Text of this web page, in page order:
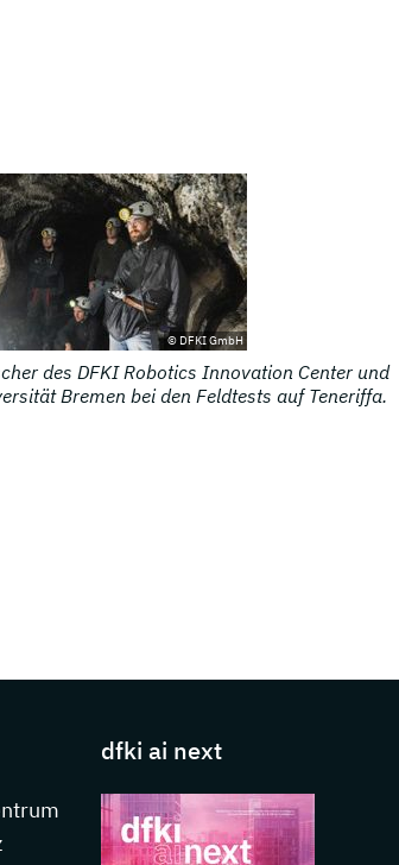
© DFKI GmbH
des DFKI Robotics Innovation Center und
Bremen bei den Feldtests auf Teneriffa.
dfki ai next